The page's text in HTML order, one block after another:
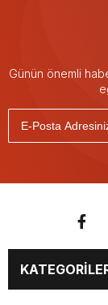
Günün önemli